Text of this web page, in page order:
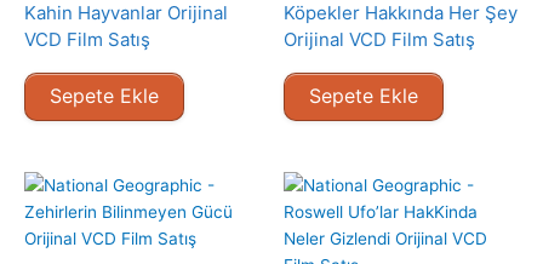
Kahin Hayvanlar Orijinal
VCD Film Satış
Sepete Ekle
Köpekler Hakkında Her Şey
Orijinal VCD Film Satış
Sepete Ekle